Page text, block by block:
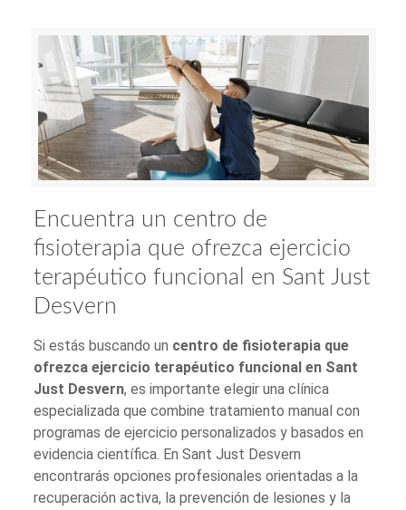
Encuentra un centro de
fisioterapia que ofrezca ejercicio
terapéutico funcional en Sant Just
Desvern
Si estás buscando un centro de fisioterapia que
ofrezca ejercicio terapéutico funcional en Sant
Just Desvern, es importante elegir una clínica
especializada que combine tratamiento manual con
programas de ejercicio personalizados y basados en
evidencia científica. En Sant Just Desvern
encontrarás opciones profesionales orientadas a la
recuperación activa, la prevención de lesiones y la